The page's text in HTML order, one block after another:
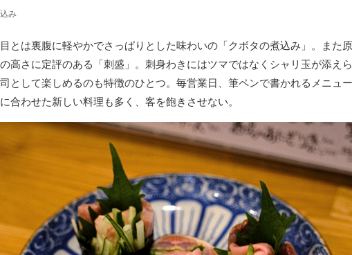
み
とは裏腹に軽やかでさっぱりとした味わいの「クボタの煮込み」。また
高さに定評のある「刺盛」。刺身わきにはツマではなくシャリ玉が添え
として楽しめるのも特徴のひとつ。毎営業日、筆ペンで書かれるメニュ
合わせた新しい料理も多く、客を飽きさせない。